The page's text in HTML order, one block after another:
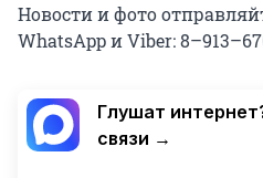
Новости и фото
WhatsApp и Viber:
Глушат
связи →